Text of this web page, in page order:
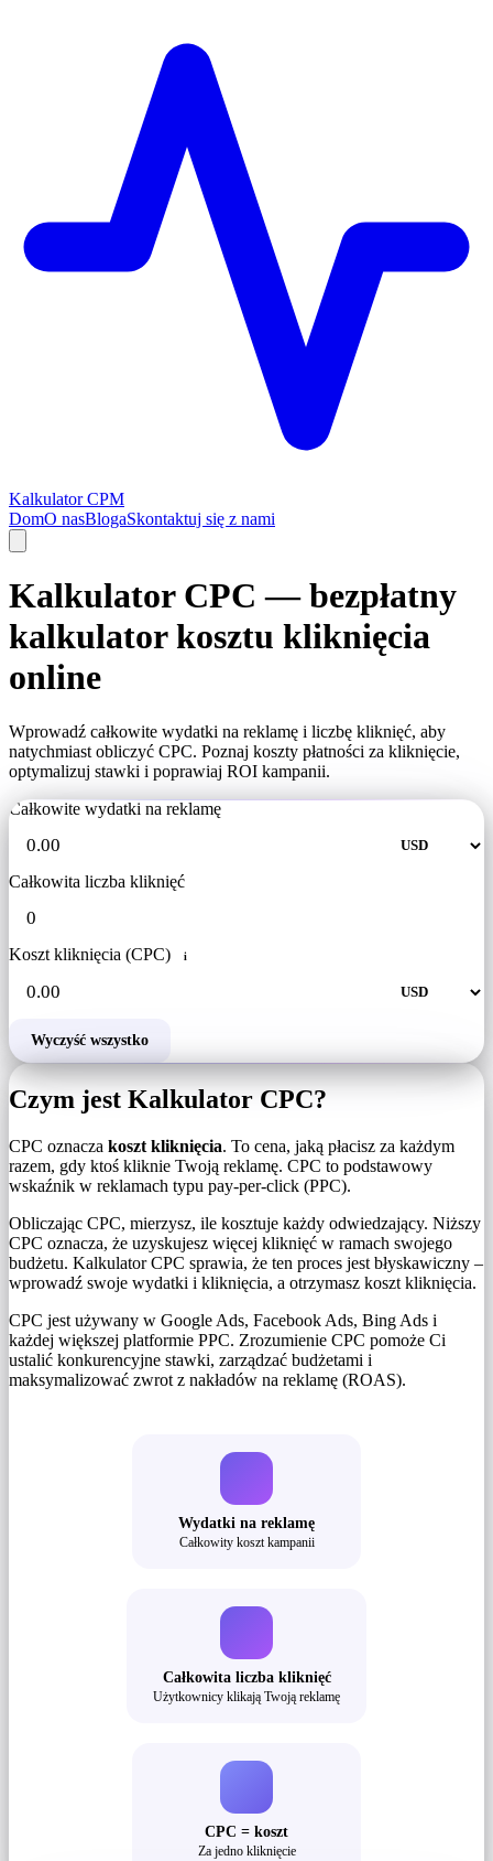
Kalkulator CPM
DomO nasBlogaSkontaktuj się z nami
Kalkulator CPC — bezpłatny
kalkulator kosztu kliknięcia
online
Wprowadź całkowite wydatki na reklamę i liczbę kliknięć, aby
natychmiast obliczyć CPC. Poznaj koszty płatności za kliknięcie,
optymalizuj stawki i poprawiaj ROI kampanii.
Całkowite wydatki na reklamę
Całkowita liczba kliknięć
Koszt kliknięcia (CPC) i
Wyczyść wszystko
Czym jest Kalkulator CPC?
CPC oznacza koszt kliknięcia. To cena, jaką płacisz za każdym
razem, gdy ktoś kliknie Twoją reklamę. CPC to podstawowy
wskaźnik w reklamach typu pay-per-click (PPC).
Obliczając CPC, mierzysz, ile kosztuje każdy odwiedzający. Niższy
CPC oznacza, że ​​uzyskujesz więcej kliknięć w ramach swojego
budżetu. Kalkulator CPC sprawia, że ​​ten proces jest błyskawiczny –
wprowadź swoje wydatki i kliknięcia, a otrzymasz koszt kliknięcia.
CPC jest używany w Google Ads, Facebook Ads, Bing Ads i
każdej większej platformie PPC. Zrozumienie CPC pomoże Ci
ustalić konkurencyjne stawki, zarządzać budżetami i
maksymalizować zwrot z nakładów na reklamę (ROAS).
Wydatki na reklamę
Całkowity koszt kampanii
Całkowita liczba kliknięć
Użytkownicy klikają Twoją reklamę
CPC = koszt
Za jedno kliknięcie